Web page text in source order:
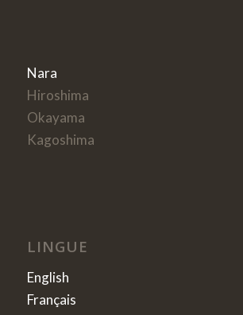
Nara
Hiroshima
Okayama
Kagoshima
LINGUE
English
Français